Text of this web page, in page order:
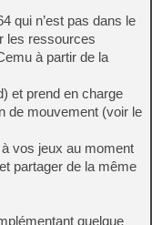
qui n’est pas dans le
les ressources
à partir de la
et prend en charge
de mouvement (voir le
vos jeux au moment
partager de la même
quelque